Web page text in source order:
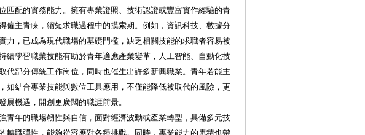
匹配的實務能力。擁有專業證照、技術認證或豐富實作經驗的青
僱主青睞，縮短求職過程中的摸索期。例如，資訊科技、數據分
力，已成為現代職場的基礎門檻，缺乏相關技能的求職者容易被
續學習職業技能有助於青年適應產業變革，人工智能、自動化技
代部分傳統工作崗位，同時也催生出許多新興職業。青年若能主
如結合專業技能與數位工具應用，不僅能降低被取代的風險，更
展機遇，開創更廣闊的職涯前景。
青年的職場韌性與自信，面對經濟波動或產業轉型，具備多元技
轉職彈性，能夠從容應對各種挑戰。同時，專業能力的累積也帶